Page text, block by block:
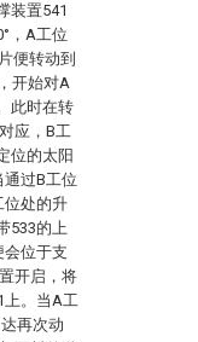
装置541
，A工位
便转动到
开始对A
此时在转
应，B工
位的太阳
过B工位
位处的升
533的上
位于支
开启，将
上。当A工
再次动